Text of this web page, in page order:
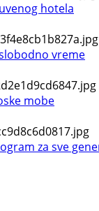
hotela
vreme
mobe
za sve